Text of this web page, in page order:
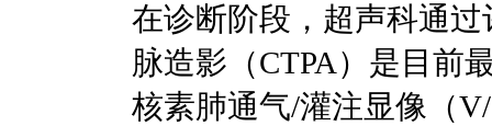
在诊断阶段，超声科通
脉造影（CTPA）是目前
核素肺通气/灌注显像（